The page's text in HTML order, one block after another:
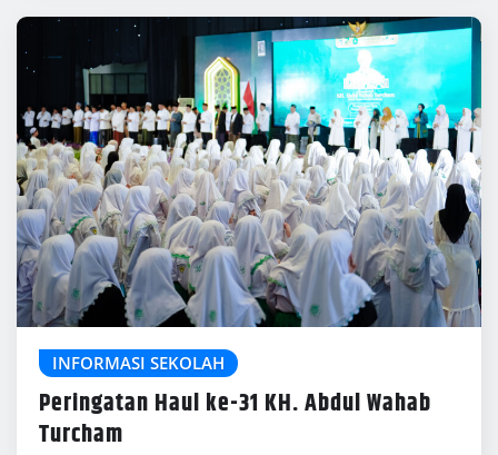
INFORMASI SEKOLAH
Peringatan Haul ke-31 KH. Abdul Wahab
Turcham